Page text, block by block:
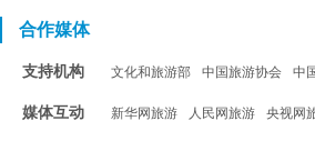
合作媒体
支持机构 文化和旅游部 中国旅游协会 中
媒体互动 新华网旅游 人民网旅游 央视网